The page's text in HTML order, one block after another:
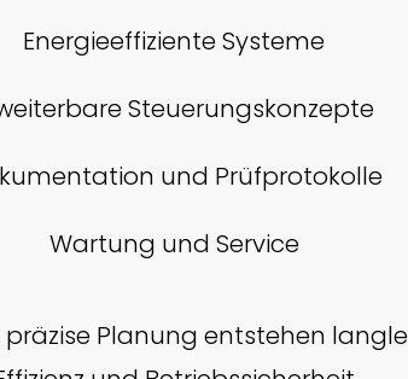
Energieeffiziente Systeme
Steuerungskonzepte
und Prüfprotokolle
Wartung und Service
Planung entstehen